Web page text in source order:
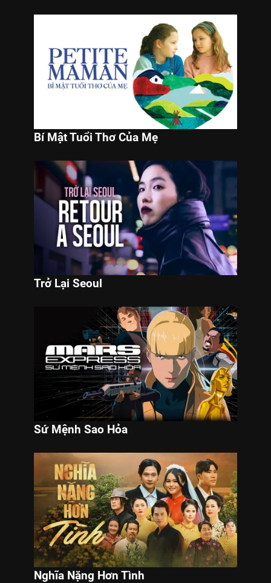
Bí Mật Tuổi Thơ Của Mẹ
Trở Lại Seoul
Sứ Mệnh Sao Hỏa
Nghĩa Nặng Hơn Tình